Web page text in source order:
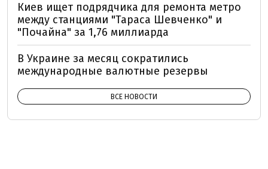
Киев ищет подрядчика для ремонта метро
между станциями "Тараса Шевченко" и
"Почайна" за 1,76 миллиарда
В Украине за месяц сократились
международные валютные резервы
ВСЕ НОВОСТИ